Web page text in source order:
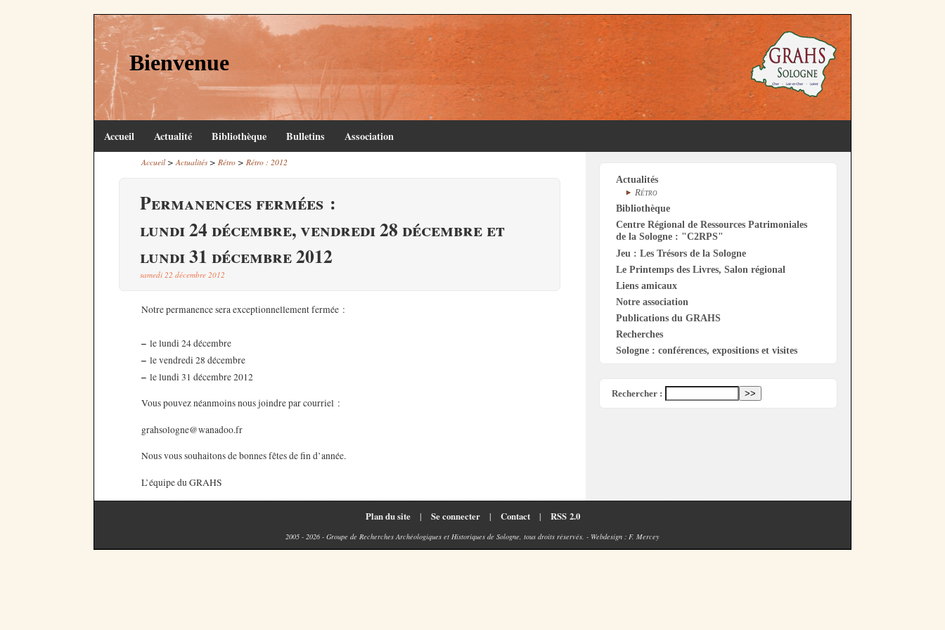
Bienvenue
Accueil Actualité Bibliothèque Bulletins Association
Accueil> Actualités> Rétro> Rétro : 2012
Permanences fermées :
lundi 24 décembre, vendredi 28 décembre et
lundi 31 décembre 2012
samedi 22 décembre 2012
Notre permanence sera exceptionnellement fermée :
–le lundi 24 décembre
–le vendredi 28 décembre
–le lundi 31 décembre 2012
Vous pouvez néanmoins nous joindre par courriel :
grahsologne@wanadoo.fr
Nous vous souhaitons de bonnes fêtes de fin d’année.
L’équipe du GRAHS
Actualités
Rétro
Bibliothèque
Centre Régional de Ressources Patrimoniales
de la Sologne : "C2RPS"
Jeu : Les Trésors de la Sologne
Le Printemps des Livres, Salon régional
Liens amicaux
Notre association
Publications du GRAHS
Recherches
Sologne : conférences, expositions et visites
Rechercher :
Plan du site | Se connecter | Contact | RSS 2.0
2005 - 2026 - Groupe de Recherches Archéologiques et Historiques de Sologne, tous droits réservés. - Webdesign : F. Mercey